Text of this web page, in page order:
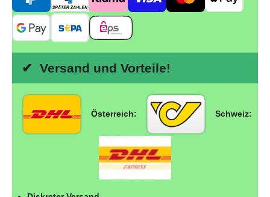
✔ Versand und Vorteile!
Österreich: Schweiz: